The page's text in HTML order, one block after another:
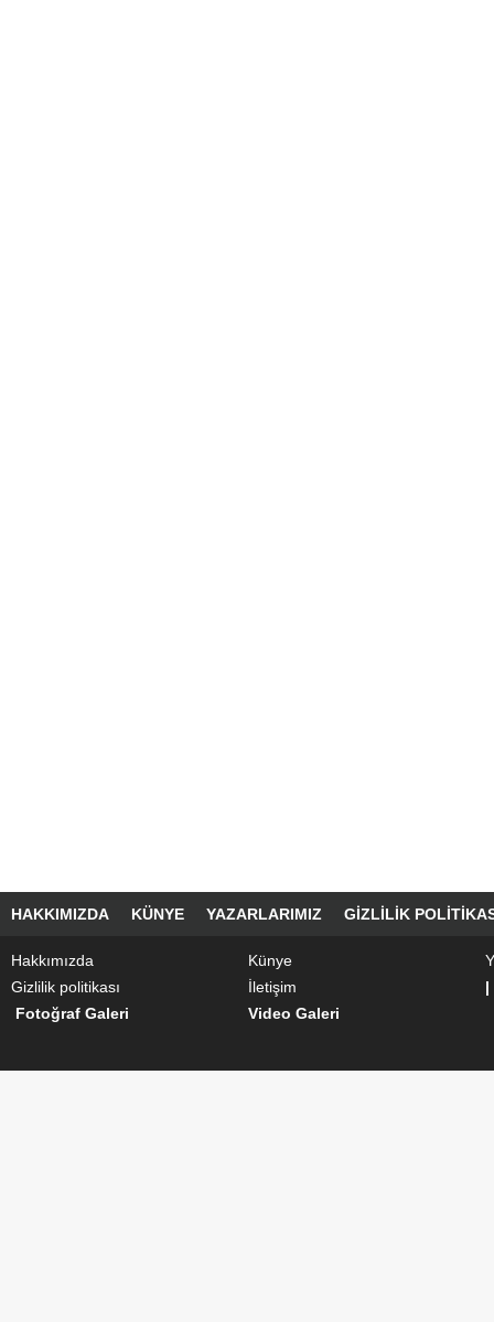
HAKKIMIZDA KÜNYE YAZARLARIMIZ GIZLILIK
Hakkımızda Künye
Gizlilik politikası
İletişim
|
Fotoğraf Galeri
Video Galeri